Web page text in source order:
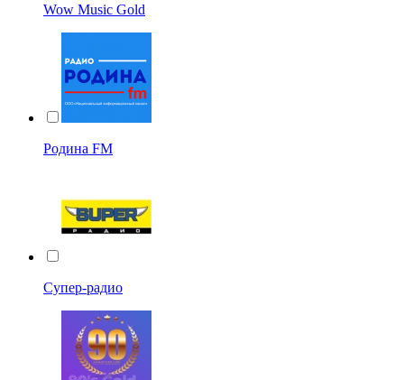
Wow Music Gold
Родина FM
Супер-радио